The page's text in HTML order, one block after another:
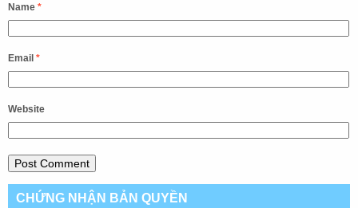
Name *
Email *
Website
CHỨNG NHẬN BẢN QUYỀN